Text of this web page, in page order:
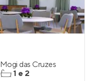
Mogi das Cruzes
1 e 2